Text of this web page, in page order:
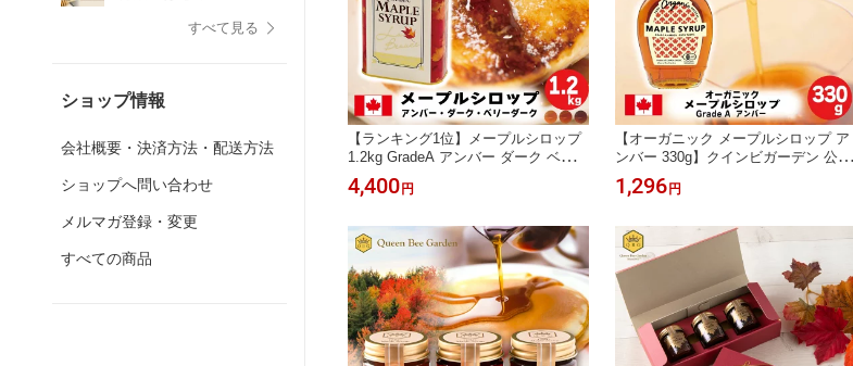
すべて見る
ショップ情報
会社概要・決済方法・配送方法
ショップへ問い合わせ
メルマガ登録・変更
すべての商品
【ランキング1位】メープルシロップ
1.2kg GradeA アンバー ダーク ベリー
ダーク リピーター続出 カナダ ケベッ
ク州 業務用 大容量 プロ御用達 ピュ
ーデン パンケーキ お菓子作り 高評価
4,400 円
【オーガニック メープルシロップ ア
ンバー 330g】クインビガーデン 公式
カナダ ケベック州 プロ御用達 ピュア
人気 美味しい 安心 安全 有機 ヘルシ
ン お菓子作り 高評価
1,296 円